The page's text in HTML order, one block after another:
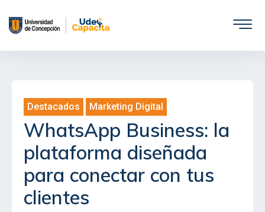
Saltar
Destacados Marketing Digital
WhatsApp Business: la
plataforma diseñada
para conectar con tus
clientes